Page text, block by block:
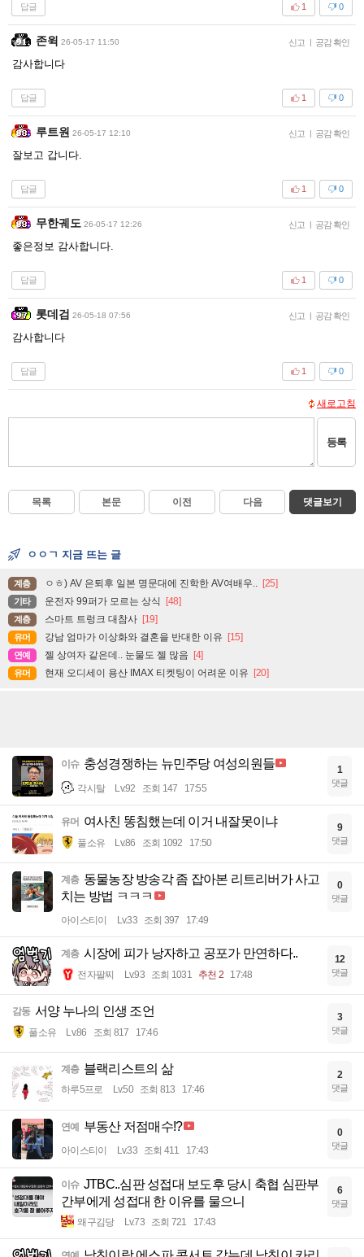
답글 0
1
존윅 26-05-17 11:50 신고 | 공감 확인
감사합니다
답글 0
1
루트원 26-05-17 12:10 신고 | 공감 확인
잘보고 갑니다.
답글 0
1
무한궤도 26-05-17 12:26 신고 | 공감 확인
좋은정보 감사합니다.
답글 0
1
롯데검 26-05-18 07:56 신고 | 공감 확인
감사합니다
답글 0
1
새로고침
등록
목록 본문 이전 다음 댓글보기
ㅇㅇㄱ 지금 뜨는 글
계층 ㅇㅎ) AV 은퇴후 일본 명문대에 진학한 AV여배우.. [25]
기타 운전자 99퍼가 모르는 상식 [48]
계층 스마트 트렁크 대참사 [19]
유머 강남 엄마가 이상화와 결혼을 반대한 이유 [15]
연예 젤 상여자 같은데.. 눈물도 젤 많음 [4]
유머 현재 오디세이 용산 IMAX 티켓팅이 어려운 이유 [20]
이슈 충성경쟁하는 뉴민주당 여성의원들
각시탈 Lv.92 조회 147 17:55
1
댓글
유머 여사친 똥침했는데 이거 내잘못이냐
풀소유 Lv.86 조회 1092 17:50
9
댓글
계층 동물농장 방송각 좀 잡아본 리트리버가 사고
치는 방법 ㅋㅋㅋ
아이스티이 Lv.33 조회 397 17:49
0
댓글
계층 시장에 피가 낭자하고 공포가 만연하다..
전자팔찌 Lv.93 조회 1031 추천 2 17:48
12
댓글
감동 서양 누나의 인생 조언
풀소유 Lv.86 조회 817 17:46
3
댓글
계층 블랙리스트의 삶
하루5프로 Lv.50 조회 813 17:46
2
댓글
연예 부동산 저점매수!?
아이스티이 Lv.33 조회 411 17:43
0
댓글
이슈 JTBC..심판 성접대 보도후 당시 축협 심판부
간부에게 성접대 한 이유를 물으니
왜구김당 Lv.73 조회 721 17:43
6
댓글